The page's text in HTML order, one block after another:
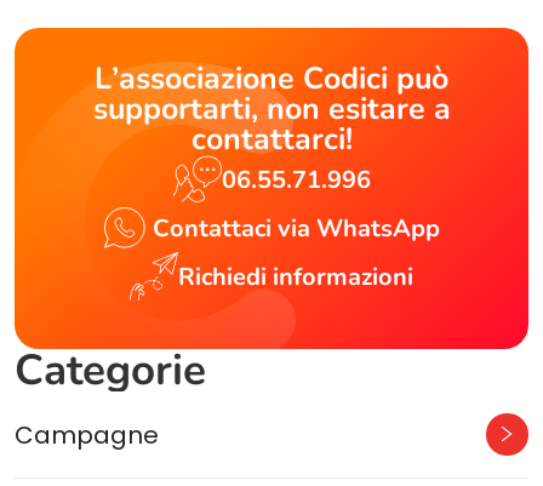
L’associazione Codici può
supportarti, non esitare a
contattarci!
06.55.71.996
Contattaci via WhatsApp
Richiedi informazioni
Categorie
Campagne